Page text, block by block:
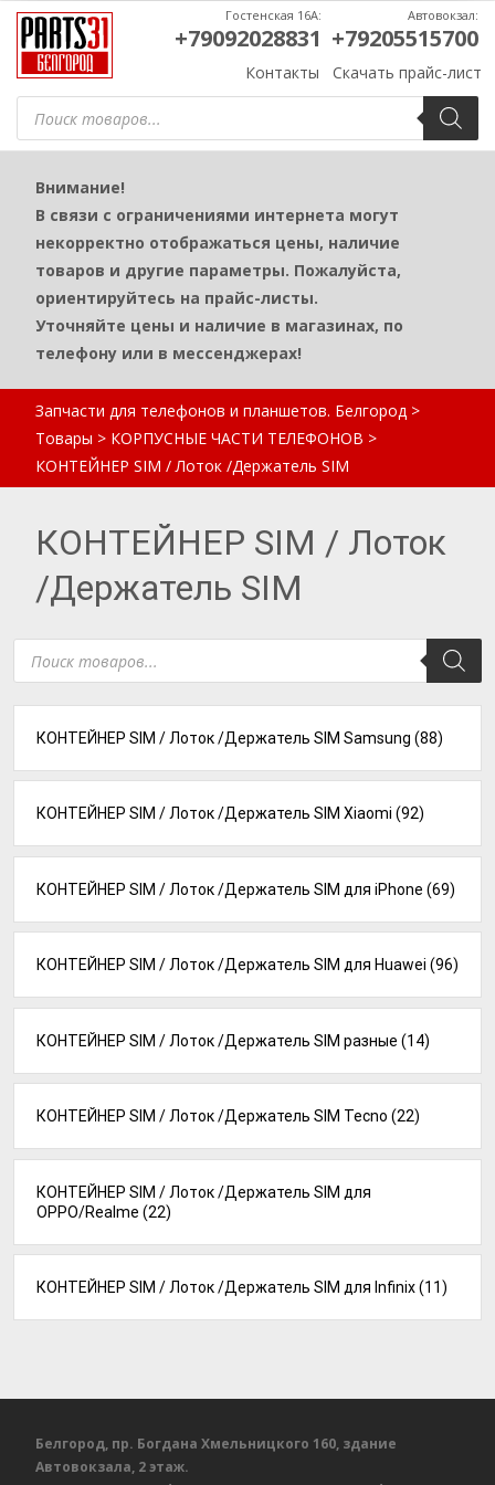
Поиск
товаров
Контакты Скачать прайс-лист
Гостенская 16А:
+79092028831
Автовокзал:
+79205515700
Внимание!
В связи с ограничениями интернета могут
некорректно отображаться цены, наличие
товаров и другие параметры. Пожалуйста,
ориентируйтесь на прайс-листы.
Уточняйте цены и наличие в магазинах, по
телефону или в мессенджерах!
Запчасти для телефонов и планшетов. Белгород >
Товары > КОРПУСНЫЕ ЧАСТИ ТЕЛЕФОНОВ >
КОНТЕЙНЕР SIM / Лоток /Держатель SIM
КОНТЕЙНЕР SIM / Лоток
/Держатель SIM
Поиск
товаров
КОНТЕЙНЕР SIM / Лоток /Держатель SIM для Infinix(11)
КОНТЕЙНЕР SIM / Лоток /Держатель SIM для
OPPO/Realme (22)
КОНТЕЙНЕР SIM / Лоток /Держатель SIM Tecno (22)
КОНТЕЙНЕР SIM / Лоток /Держатель SIM разные (14)
КОНТЕЙНЕР SIM / Лоток /Держатель SIM для Huawei (96)
КОНТЕЙНЕР SIM / Лоток /Держатель SIM для iPhone (69)
КОНТЕЙНЕР SIM / Лоток /Держатель SIM Xiaomi (92)
КОНТЕЙНЕР SIM / Лоток /Держатель SIM Samsung (88)
Белгород, пр. Богдана Хмельницкого 160, здание
Автовокзала, 2 этаж.